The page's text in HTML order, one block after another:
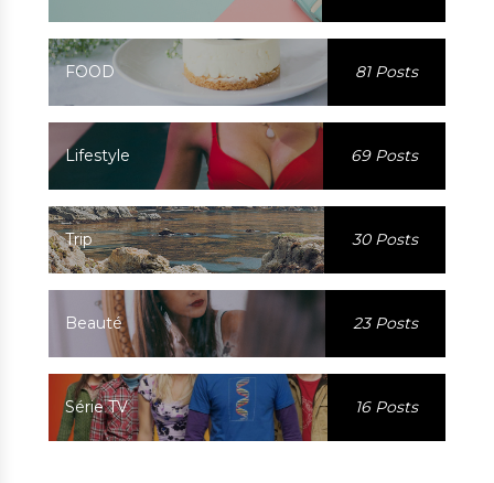
FOOD 81 Posts
Lifestyle 69 Posts
Trip 30 Posts
Beauté 23 Posts
Série TV 16 Posts